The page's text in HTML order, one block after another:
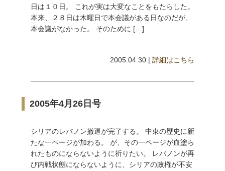
日は１０日。 これが実は大変なことをもたらした。
本来、２８日は木曜日で本会議がある日なのだが、
本会議がなかった。 そのために […]
2005.04.30 |詳細はこちら
2005年4月26日号
シリアのレバノン撤退が完了する。 中東の歴史に新
たな一ページが加わる。 が、その一ページが血塗ら
れたものにならないように祈りたい。 レバノンが再
び内戦状態にならないように、シリアの政権が不安